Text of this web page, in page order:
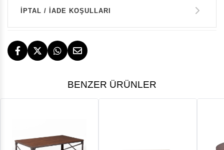
İPTAL / İADE KOŞULLARI
BENZER ÜRÜNLER